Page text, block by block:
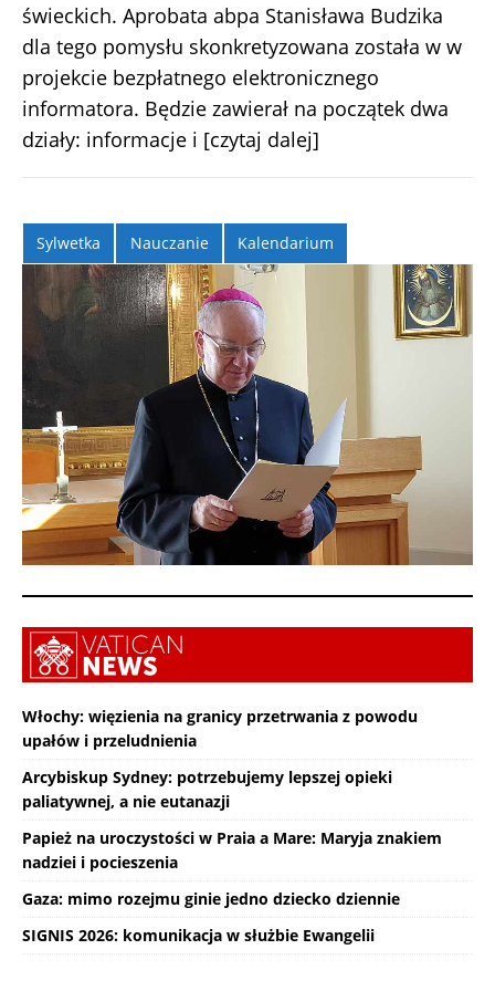
świeckich. Aprobata abpa Stanisława Budzika
dla tego pomysłu skonkretyzowana została w w
projekcie bezpłatnego elektronicznego
informatora. Będzie zawierał na początek dwa
działy: informacje i [czytaj dalej]
Sylwetka Nauczanie Kalendarium
Włochy: więzienia na granicy przetrwania z powodu
upałów i przeludnienia
Arcybiskup Sydney: potrzebujemy lepszej opieki
paliatywnej, a nie eutanazji
Papież na uroczystości w Praia a Mare: Maryja znakiem
nadziei i pocieszenia
Gaza: mimo rozejmu ginie jedno dziecko dziennie
SIGNIS 2026: komunikacja w służbie Ewangelii